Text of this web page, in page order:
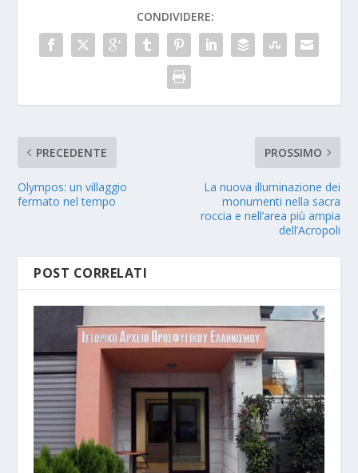
CONDIVIDERE:
PRECEDENTE
Olympos: un villaggio
fermato nel tempo
PROSSIMO
La nuova illuminazione dei
monumenti nella sacra
roccia e nell’area più ampia
dell’Acropoli
POST CORRELATI